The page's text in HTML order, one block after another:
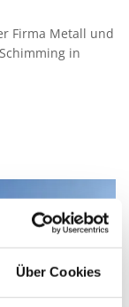
Über Cookies
Firma Metall und
in